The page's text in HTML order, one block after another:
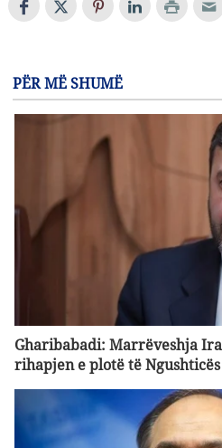
PËR MË SHUMË
Gharibabadi: Marrëveshja
rihapjen e plotë të